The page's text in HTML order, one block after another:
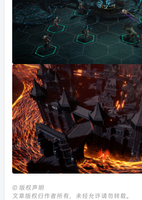
© 版权声明
文章版权归作者所有，未经允许请勿转载。